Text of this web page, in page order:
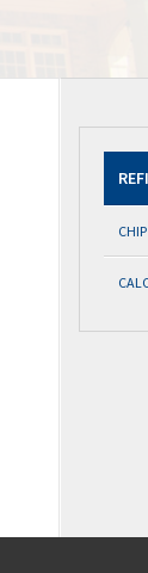
CHIP